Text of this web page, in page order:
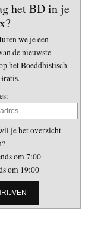
het BD in je
we je een
de nieuwste
het Boeddhistisch
je het overzicht
om 7:00
om 19:00